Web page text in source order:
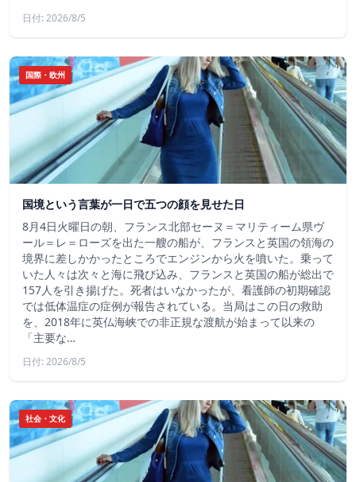
日付: 2026/8/5
国際・欧州
国境という言葉が一日で五つの顔を見せた日
8月4日火曜日の朝、フランス北部セーヌ＝マリティーム県ヴ
ール＝レ＝ローズを出た一艘の船が、フランスと英国の領海の
境界に差しかかったところでエンジンから火を噴いた。乗って
いた人々は次々と海に飛び込み、フランスと英国の船が総出で
157人を引き揚げた。死者はいなかったが、看護師の初期確認
では低体温症の症例が報告されている。当局はこの日の救助
を、2018年に英仏海峡での非正規な渡航が始まって以来の
「主要な…
日付: 2026/8/5
社会・文化